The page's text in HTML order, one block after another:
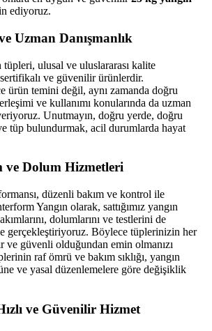
ediyoruz.
Uzman Danışmanlık
tüpleri, ulusal ve uluslararası kalite
ve güvenilir ürünlerdir.
ürün temini değil, aynı zamanda doğru
ve kullanımı konularında da uzman
Unutmayın, doğru yerde, doğru
tüp bulundurmak, acil durumlarda hayat
ve Dolum Hizmetleri
düzenli bakım ve kontrol ile
Yangın olarak, sattığımız yangın
dolumlarını ve testlerini de
gerçekleştiriyoruz. Böylece tüplerinizin her
ve güvenli olduğundan emin olmanızı
raf ömrü ve bakım sıklığı, yangın
ve yasal düzenlemelere göre değişiklik
ve Güvenilir Hizmet